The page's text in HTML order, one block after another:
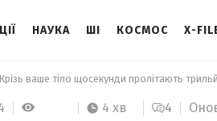
НАУКА ШІ КОСМОС X-
4 хв 4